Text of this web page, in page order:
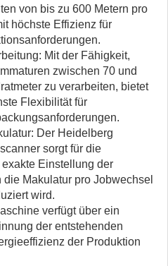
von bis zu 600 Metern pro
höchste Effizienz für
Mit der Fähigkeit,
zwischen 70 und
zu verarbeiten, bietet
Flexibilität für
Der Heidelberg
sorgt für die
Einstellung der
Makulatur pro Jobwechsel
wird.
verfügt über ein
der entstehenden
der Produktion